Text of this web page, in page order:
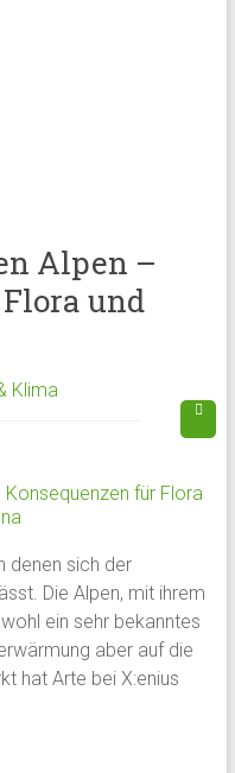
Alpen –
und
Klima
denen sich der
Die Alpen, mit ihrem
ein sehr bekanntes
aber auf die
hat Arte bei X:enius